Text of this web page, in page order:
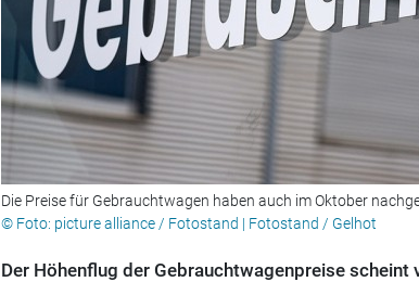
Die Preise für Gebrauchtwagen haben auch im Oktober
© Foto: picture alliance / Fotostand | Fotostand / Gelhot
Der Höhenflug der Gebrauchtwagenpreise